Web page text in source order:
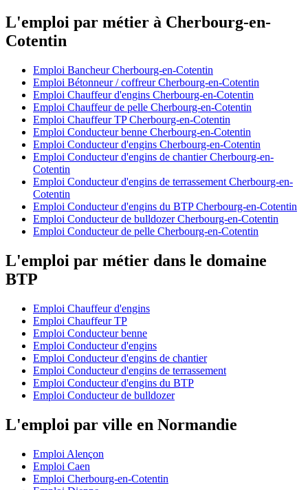
L'emploi par métier à Cherbourg-en-
Cotentin
Emploi Bancheur Cherbourg-en-Cotentin
Emploi Bétonneur / coffreur Cherbourg-en-Cotentin
Emploi Chauffeur d'engins Cherbourg-en-Cotentin
Emploi Chauffeur de pelle Cherbourg-en-Cotentin
Emploi Chauffeur TP Cherbourg-en-Cotentin
Emploi Conducteur benne Cherbourg-en-Cotentin
Emploi Conducteur d'engins Cherbourg-en-Cotentin
Emploi Conducteur d'engins de chantier Cherbourg-en-
Cotentin
Emploi Conducteur d'engins de terrassement Cherbourg-en-
Cotentin
Emploi Conducteur d'engins du BTP Cherbourg-en-Cotentin
Emploi Conducteur de bulldozer Cherbourg-en-Cotentin
Emploi Conducteur de pelle Cherbourg-en-Cotentin
L'emploi par métier dans le domaine
BTP
Emploi Chauffeur d'engins
Emploi Chauffeur TP
Emploi Conducteur benne
Emploi Conducteur d'engins
Emploi Conducteur d'engins de chantier
Emploi Conducteur d'engins de terrassement
Emploi Conducteur d'engins du BTP
Emploi Conducteur de bulldozer
L'emploi par ville en Normandie
Emploi Alençon
Emploi Caen
Emploi Cherbourg-en-Cotentin